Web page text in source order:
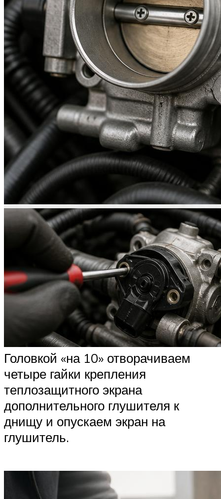
Головкой «на 10» отворачиваем
четыре гайки крепления
теплозащитного экрана
дополнительного глушителя к
днищу и опускаем экран на
глушитель.